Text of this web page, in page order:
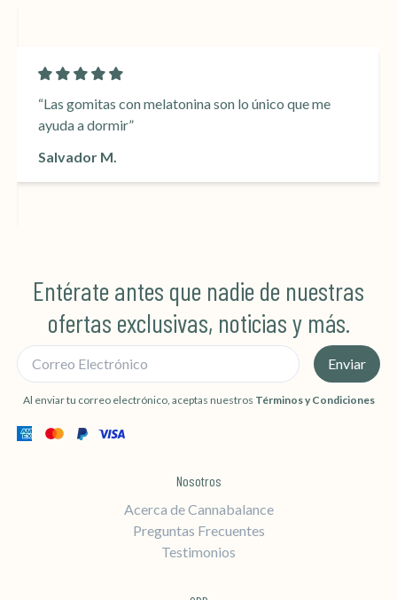
“Las gomitas con melatonina son lo único que me
ayuda a dormir”
Salvador M.
Entérate antes que nadie de nuestras
ofertas exclusivas, noticias y más.
Correo Electrónico
Enviar
Al enviar tu correo electrónico, aceptas nuestros Términos y Condiciones
Nosotros
Acerca de Cannabalance
Preguntas Frecuentes
Testimonios